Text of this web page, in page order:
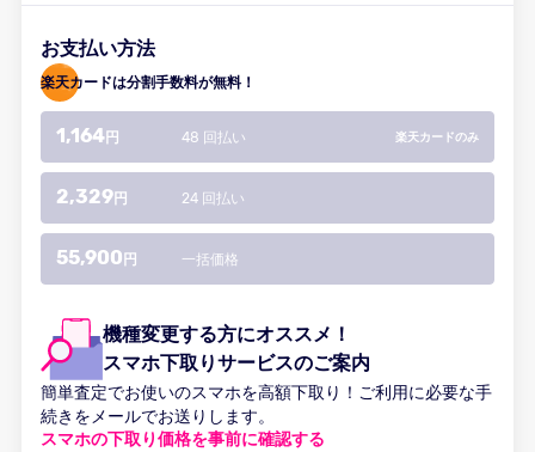
お支払い方法
楽天カードは分割手数料が無料！
1,164 円 48 回払い 楽天カードのみ
2,329 円 24 回払い
55,900 円 一括価格
機種変更する方にオススメ！
スマホ下取りサービスのご案内
簡単査定でお使いのスマホを高額下取り！ご利用に必要な手
続きをメールでお送りします。
スマホの下取り価格を事前に確認する